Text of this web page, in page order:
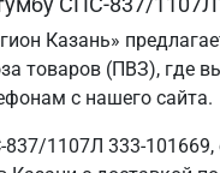
Казань»
товаров (ПВЗ), где
с нашего сайта.
1107Л 333-101669,